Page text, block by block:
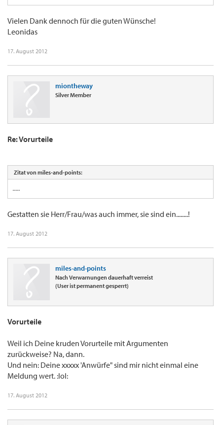
Vielen Dank dennoch für die guten Wünsche!
Leonidas
17. August 2012
miontheway
Silver Member
Re: Vorurteile
Zitat von miles-and-points:
.....
Gestatten sie Herr/Frau/was auch immer, sie sind ein........!
17. August 2012
miles-and-points
Nach Verwarnungen dauerhaft verreist
(User ist permanent gesperrt)
Vorurteile
Weil ich Deine kruden Vorurteile mit Argumenten
zurückweise? Na, dann.
Und nein: Deine xxxxx 'Anwürfe" sind mir nicht einmal eine
Meldung wert. :lol:
17. August 2012